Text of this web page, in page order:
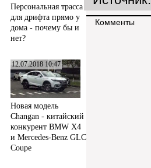
Персональная трасса
для дрифта прямо у
дома - почему бы и
нет?
12.07.2018 10:47
Новая модель
Changan - китайский
конкурент BMW X4
и Mercedes-Benz GLC
Coupe
Комменты